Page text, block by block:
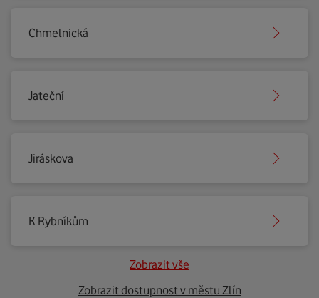
Chmelnická
Jateční
Jiráskova
K Rybníkům
Zobrazit vše
Zobrazit dostupnost v městu Zlín